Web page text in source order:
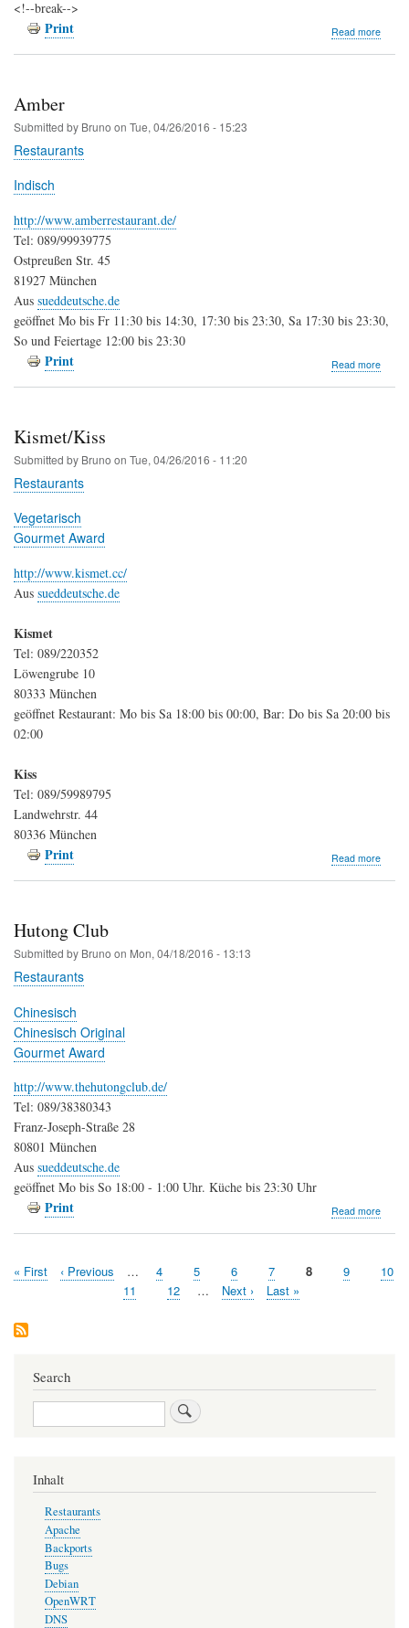
<!--break-->
Print Read moreabout
Amber
Submitted by Bruno on Tue, 04/26/2016 - 15:23
Restaurants
Indisch
http://www.amberrestaurant.de/
Tel: 089/99939775
Ostpreußen Str. 45
81927 München
Aus sueddeutsche.de
geöffnet Mo bis Fr 11:30 bis 14:30, 17:30 bis 23:30, Sa 17:30 bis 23:30,
So und Feiertage 12:00 bis 23:30
Print Read moreabout
Kismet/Kiss
Submitted by Bruno on Tue, 04/26/2016 - 11:20
Restaurants
Vegetarisch
Gourmet Award
http://www.kismet.cc/
Aus sueddeutsche.de
Kismet
Tel: 089/220352
Löwengrube 10
80333 München
geöffnet Restaurant: Mo bis Sa 18:00 bis 00:00, Bar: Do bis Sa 20:00 bis
02:00
Kiss
Tel: 089/59989795
Landwehrstr. 44
80336 München
Print Read moreabout
Hutong Club
Submitted by Bruno on Mon, 04/18/2016 - 13:13
Restaurants
Chinesisch
Chinesisch Original
Gourmet Award
http://www.thehutongclub.de/
Tel: 089/38380343
Franz-Joseph-Straße 28
80801 München
Aus sueddeutsche.de
geöffnet Mo bis So 18:00 - 1:00 Uhr. Küche bis 23:30 Uhr
Print Read moreabout
Pagination
First
« First
Previous
‹ Previous … Page
4 Page
5 Page
6 Page
7 Page
8 Page
9 Page
10
Page
11 Page
12 …
Next
Next ›
Last
Last »
Search
Search
Inhalt
Restaurants
Apache
Backports
Bugs
Debian
OpenWRT
DNS